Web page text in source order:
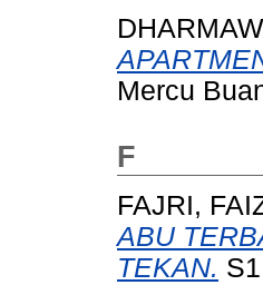
Mercu
F
FAJRI,
ABU
TEKAN.